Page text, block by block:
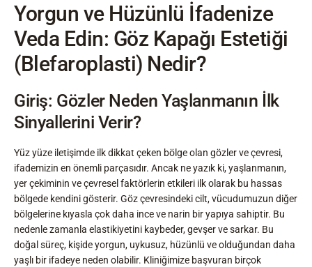
Yorgun ve Hüzünlü İfadenize
Veda Edin: Göz Kapağı Estetiği
(Blefaroplasti) Nedir?
Giriş: Gözler Neden Yaşlanmanın İlk
Sinyallerini Verir?
Yüz yüze iletişimde ilk dikkat çeken bölge olan gözler ve çevresi,
ifademizin en önemli parçasıdır. Ancak ne yazık ki, yaşlanmanın,
yer çekiminin ve çevresel faktörlerin etkileri ilk olarak bu hassas
bölgede kendini gösterir. Göz çevresindeki cilt, vücudumuzun diğer
bölgelerine kıyasla çok daha ince ve narin bir yapıya sahiptir. Bu
nedenle zamanla elastikiyetini kaybeder, gevşer ve sarkar. Bu
doğal süreç, kişide yorgun, uykusuz, hüzünlü ve olduğundan daha
yaşlı bir ifadeye neden olabilir. Kliniğimize başvuran birçok